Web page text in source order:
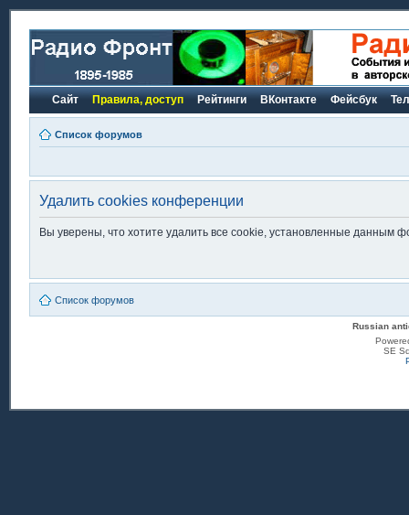
Сайт Правила, доступ Рейтинги ВКонтакте Фейсбук
Список форумов
Удалить cookies конференции
Вы уверены, что хотите удалить все cookie, установленные данным
Список форумов
Russian
SE